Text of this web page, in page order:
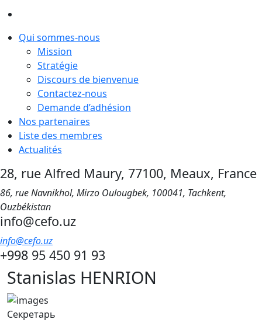
Qui sommes-nous
Mission
Stratégie
Discours de bienvenue
Contactez-nous
Demande d’adhésion
Nos partenaires
Liste des membres
Actualités
28, rue Alfred Maury, 77100, Meaux, France
86, rue Navnikhol, Mirzo Oulougbek, 100041, Tachkent,
Ouzbékistan
info@cefo.uz
info@cefo.uz
+998 95 450 91 93
Stanislas HENRION
Секретарь